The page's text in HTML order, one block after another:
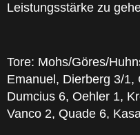
Leistungsstärke zu
Tore: Mohs/Göres/
Emanuel, Dierberg 3/1,
Dumcius 6, Oehler 1,
Vanco 2, Quade 6,